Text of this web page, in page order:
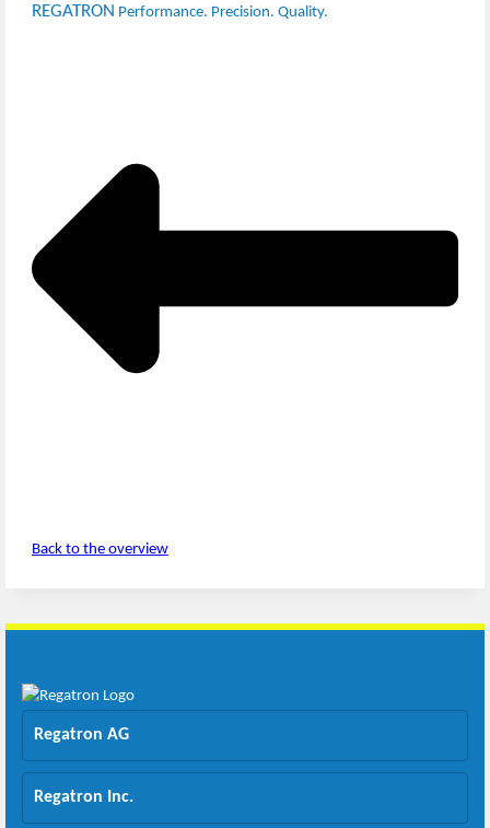
REGATRON Performance. Precision. Quality.
Back to the overview
Regatron AG
Regatron Inc.